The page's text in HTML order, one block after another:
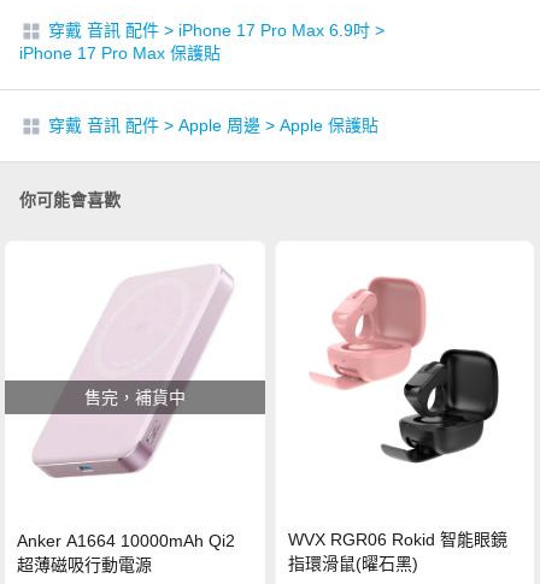
穿戴 音訊 配件 > iPhone 17 Pro Max 6.9吋 >
iPhone 17 Pro Max 保護貼
穿戴 音訊 配件 > Apple 周邊 > Apple 保護貼
你可能會喜歡
售完，補貨中
Anker A1664 10000mAh Qi2
超薄磁吸行動電源
WVX RGR06 Rokid 智能眼鏡
指環滑鼠(曜石黑)